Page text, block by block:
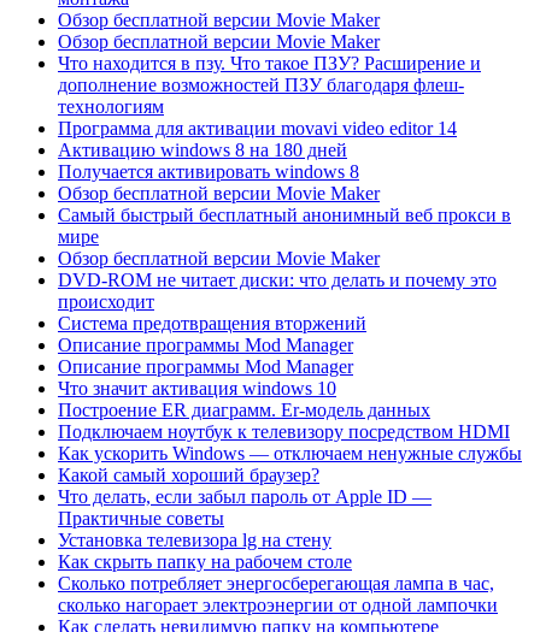
Обзор бесплатной версии Movie Maker
Обзор бесплатной версии Movie Maker
Что находится в пзу. Что такое ПЗУ? Расширение и
дополнение возможностей ПЗУ благодаря флеш-
технологиям
Программа для активации movavi video editor 14
Активацию windows 8 на 180 дней
Получается активировать windows 8
Обзор бесплатной версии Movie Maker
Самый быстрый бесплатный анонимный веб прокси в
мире
Обзор бесплатной версии Movie Maker
DVD-ROM не читает диски: что делать и почему это
происходит
Система предотвращения вторжений
Описание программы Mod Manager
Описание программы Mod Manager
Что значит активация windows 10
Построение ER диаграмм. Er-модель данных
Подключаем ноутбук к телевизору посредством HDMI
Как ускорить Windows — отключаем ненужные службы
Какой самый хороший браузер?
Что делать, если забыл пароль от Apple ID —
Практичные советы
Установка телевизора lg на стену
Как скрыть папку на рабочем столе
Сколько потребляет энергосберегающая лампа в час,
сколько нагорает электроэнергии от одной лампочки
Как сделать невидимую папку на компьютере